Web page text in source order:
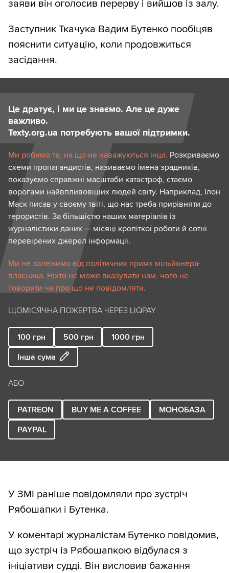
заяви він оголосив перерву і вийшов із залу.
Заступник Ткачука Вадим Бутенко пообіцяв
пояснити ситуацію, коли продовжиться
засідання.
Це дратує, і ми це знаємо. Але це дуже
важливо.
Texty.org.ua потребують вашої підтримки.
Ми робимо те, на що не наважуються інші. Розкриваємо
схеми пропагандистів, називаємо імена зрадників,
показуємо справжні масштаби катастроф, стаємо
ворогами найвпливовіших людей світу. Наприклад, Ілон
Маск писав у своєму твіті, що нас треба прирівняти до
терористів. За більшістю наших матеріалів із
журналістики даних — місяці кропіткої роботи й сотні
перевірених джерел інформації.
Ми не залежимо від політичних примх мільйонера-
власника. Ніхто не може вказувати нам, чого не
говорити чи про що не повідомляти.
ЩОМІСЯЧНА ПОЖЕРТВА ЧЕРЕЗ LIQPAY
100 грн 500 грн 1000 грн
Інша сума
АБО
PATREON BUY ME A COFFEE
МОНОБАЗА
PAYPAL
У ЗМІ раніше повідомляли про зустріч
Рябошапки і Бутенка.
У коментарі журналістам Бутенко повідомив,
що зустріч із Рябошапкою відбулася з
ініціативи судді. Він висловив бажання